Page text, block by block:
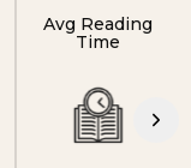
Avg Reading
Time